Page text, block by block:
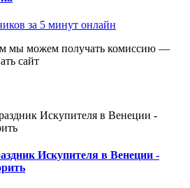
за 5 минут онлайн
мы можем получать комиссию —
сайт
Искупителя в Венеции -